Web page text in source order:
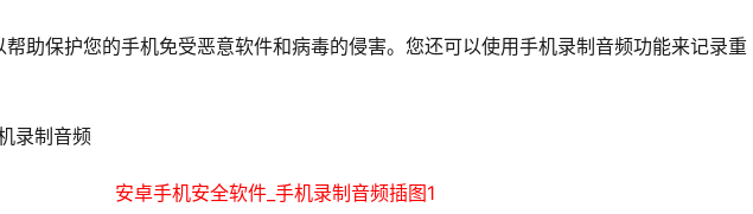
助保护您的手机免受恶意软件和病毒的侵害。您还可以使用手机录制音频功能来记录重
录制音频